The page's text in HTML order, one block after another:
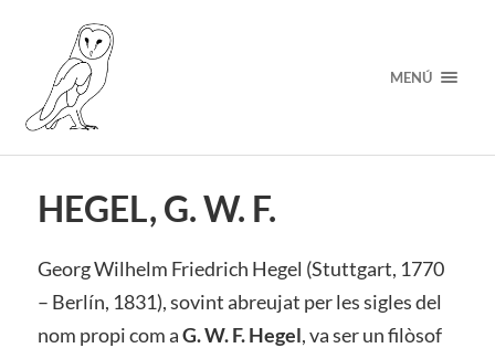
MENÚ
HEGEL, G. W. F.
Georg Wilhelm Friedrich Hegel (Stuttgart, 1770
– Berlín, 1831), sovint abreujat per les sigles del
nom propi com aG. W. F. Hegel, va ser un filòsof